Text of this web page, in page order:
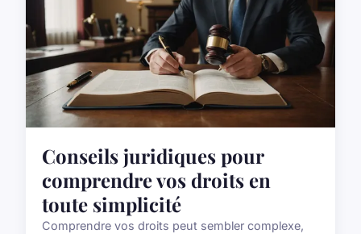
Conseils juridiques pour
comprendre vos droits en
toute simplicité
Comprendre vos droits peut sembler complexe,